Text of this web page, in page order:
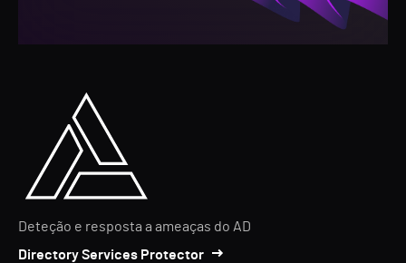
Deteção e resposta a ameaças do AD
Directory Services Protector